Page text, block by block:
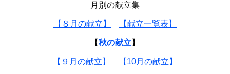
月別の献立集
【８月の献立】 【献立一覧表】
【秋の献立 】
【９月の献立】 【10月の献立】